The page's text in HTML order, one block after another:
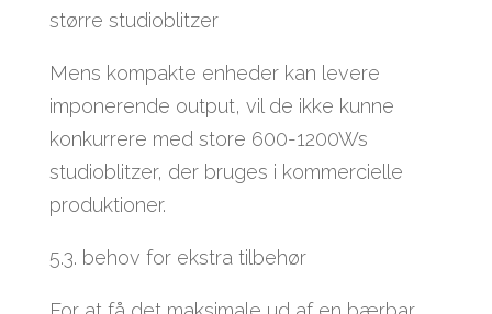
større studioblitzer
Mens kompakte enheder kan levere
imponerende output, vil de ikke kunne
konkurrere med store 600-1200Ws
studioblitzer, der bruges i kommercielle
produktioner.
5.3. behov for ekstra tilbehør